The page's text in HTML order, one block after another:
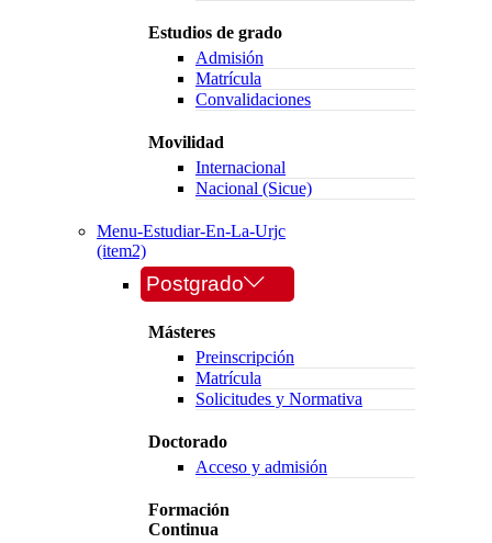
Estudios de grado
Admisión
Matrícula
Convalidaciones
Movilidad
Internacional
Nacional (Sicue)
Menu-Estudiar-En-La-Urjc
(item2)
Postgrado
Másteres
Preinscripción
Matrícula
Solicitudes y Normativa
Doctorado
Acceso y admisión
Formación
Continua